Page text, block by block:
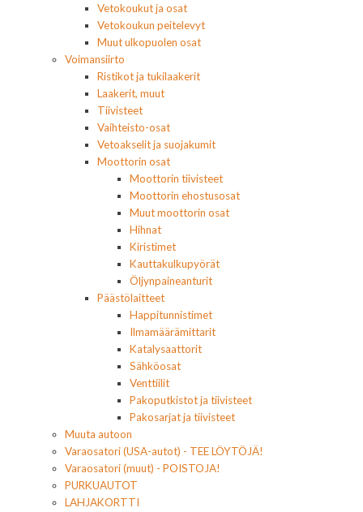
Vetokoukut ja osat
Vetokoukun peitelevyt
Muut ulkopuolen osat
Voimansiirto
Ristikot ja tukilaakerit
Laakerit, muut
Tiivisteet
Vaihteisto-osat
Vetoakselit ja suojakumit
Moottorin osat
Moottorin tiivisteet
Moottorin ehostusosat
Muut moottorin osat
Hihnat
Kiristimet
Kauttakulkupyörät
Öljynpaineanturit
Päästölaitteet
Happitunnistimet
Ilmamäärämittarit
Katalysaattorit
Sähköosat
Venttiilit
Pakoputkistot ja tiivisteet
Pakosarjat ja tiivisteet
Muuta autoon
Varaosatori (USA-autot) - TEE LÖYTÖJÄ!
Varaosatori (muut) - POISTOJA!
PURKUAUTOT
LAHJAKORTTI